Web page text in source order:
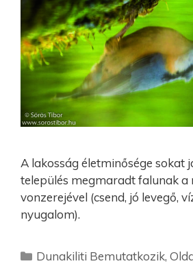
A lakosság életminősége sokat
település megmaradt falunak a
vonzerejével (csend, jó levegő,
nyugalom).
Dunakiliti Bemutatkozik,